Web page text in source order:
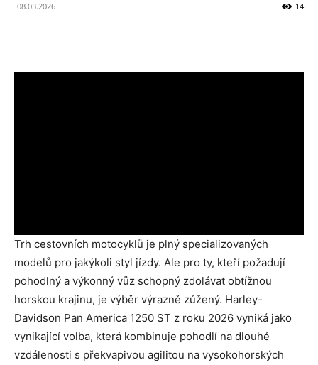
08.03.2026 14
Trh cestovních motocyklů je plný specializovaných
modelů pro jakýkoli styl jízdy. Ale pro ty, kteří požadují
pohodlný a výkonný vůz schopný zdolávat obtížnou
horskou krajinu, je výběr výrazně zúžený. Harley-
Davidson Pan America 1250 ST z roku 2026 vyniká jako
vynikající volba, která kombinuje pohodlí na dlouhé
vzdálenosti s překvapivou agilitou na vysokohorských